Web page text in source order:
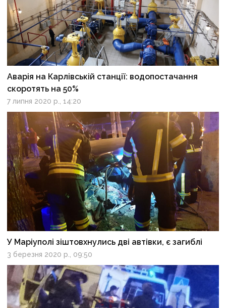
Аварія на Карлівській станції: водопостачання
скоротять на 50%
7 липня 2020 р., 14:20
У Маріуполі зіштовхнулись дві автівки, є загиблі
3 березня 2020 р., 09:50